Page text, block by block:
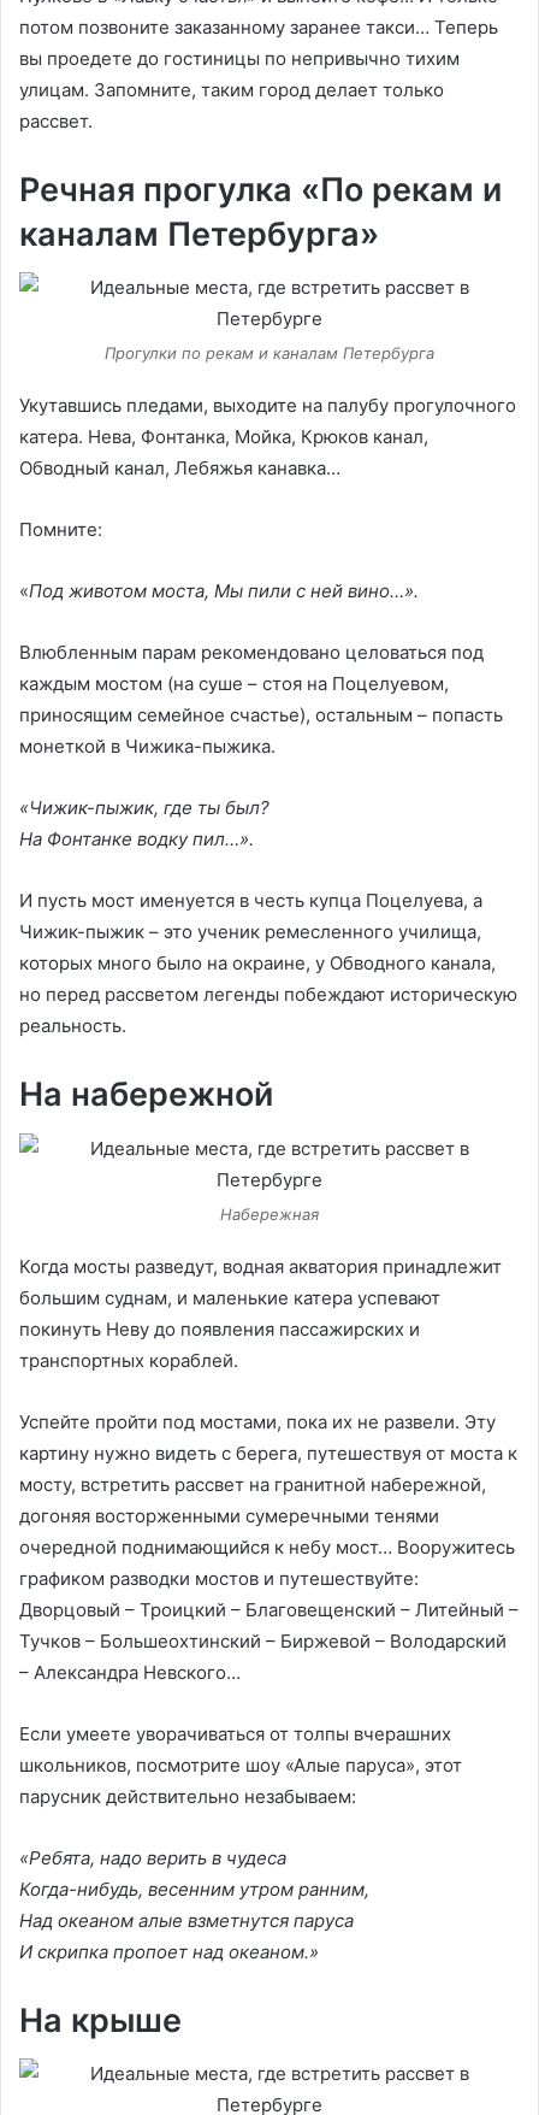
потом позвоните заказанному заранее такси… Теперь
вы проедете до гостиницы по непривычно тихим
улицам. Запомните, таким город делает только
рассвет.
Речная прогулка «По рекам и
каналам Петербурга»
Прогулки по рекам и каналам Петербурга
Укутавшись пледами, выходите на палубу прогулочного
катера. Нева, Фонтанка, Мойка, Крюков канал,
Обводный канал, Лебяжья канавка…
Помните:
«Под животом моста, Мы пили с ней вино…».
Влюбленным парам рекомендовано целоваться под
каждым мостом (на суше – стоя на Поцелуевом,
приносящим семейное счастье), остальным – попасть
монеткой в Чижика-пыжика.
«Чижик-пыжик, где ты был?
На Фонтанке водку пил…».
И пусть мост именуется в честь купца Поцелуева, а
Чижик-пыжик – это ученик ремесленного училища,
которых много было на окраине, у Обводного канала,
но перед рассветом легенды побеждают историческую
реальность.
На набережной
Набережная
Когда мосты разведут, водная акватория принадлежит
большим суднам, и маленькие катера успевают
покинуть Неву до появления пассажирских и
транспортных кораблей.
Успейте пройти под мостами, пока их не развели. Эту
картину нужно видеть с берега, путешествуя от моста к
мосту, встретить рассвет на гранитной набережной,
догоняя восторженными сумеречными тенями
очередной поднимающийся к небу мост… Вооружитесь
графиком разводки мостов и путешествуйте:
Дворцовый – Троицкий – Благовещенский – Литейный –
Тучков – Большеохтинский – Биржевой – Володарский
– Александра Невского…
Если умеете уворачиваться от толпы вчерашних
школьников, посмотрите шоу «Алые паруса», этот
парусник действительно незабываем:
«Ребята, надо верить в чудеса
Когда-нибудь, весенним утром ранним,
Над океаном алые взметнутся паруса
И скрипка пропоет над океаном.»
На крыше